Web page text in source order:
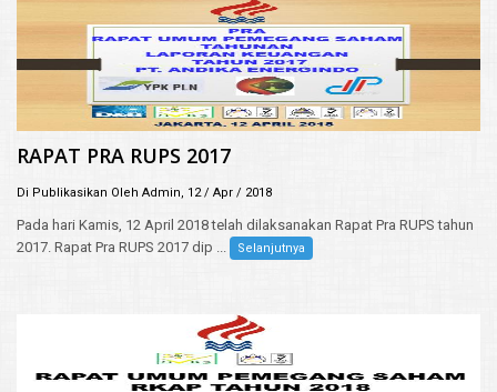
RAPAT PRA RUPS 2017
Di Publikasikan Oleh Admin, 12 / Apr / 2018
Pada hari Kamis, 12 April 2018 telah dilaksanakan Rapat Pra RUPS tahun
2017. Rapat Pra RUPS 2017 dip ...
Selanjutnya